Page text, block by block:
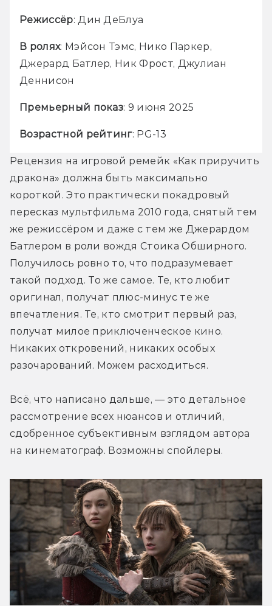
Режиссёр: Дин ДеБлуа
В ролях: Мэйсон Тэмс, Нико Паркер,
Джерард Батлер, Ник Фрост, Джулиан
Деннисон
Премьерный показ: 9 июня 2025
Возрастной рейтинг: PG-13
Рецензия на игровой ремейк «Как приручить
дракона» должна быть максимально
короткой. Это практически покадровый
пересказ мультфильма 2010 года, снятый тем
же режиссёром и даже с тем же Джерардом
Батлером в роли вождя Стоика Обширного.
Получилось ровно то, что подразумевает
такой подход. То же самое. Те, кто любит
оригинал, получат плюс-минус те же
впечатления. Те, кто смотрит первый раз,
получат милое приключенческое кино.
Никаких откровений, никаких особых
разочарований. Можем расходиться.
Всё, что написано дальше, — это
рассмотрение всех нюансов и отличий,
сдобренное субъективным взглядом автора
на кинематограф. Возможны спойлеры.